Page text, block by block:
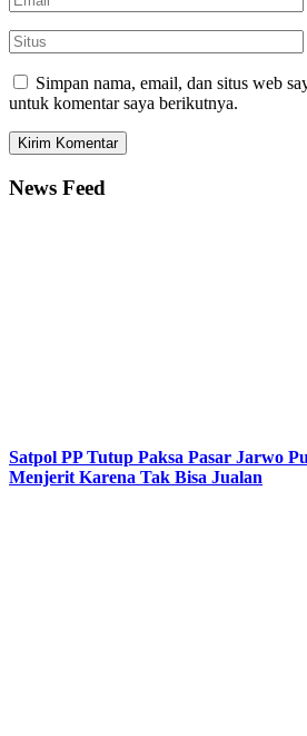
Simpan nama, email, dan situs web
untuk komentar saya berikutnya.
News Feed
Satpol PP Tutup Paksa Pasar Jarwo
Menjerit Karena Tak Bisa Jualan